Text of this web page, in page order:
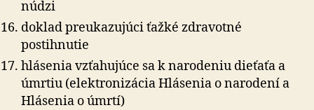
núdzi
doklad preukazujúci ťažké zdravotné
postihnutie
hlásenia vzťahujúce sa k narodeniu dieťaťa a
úmrtiu (elektronizácia Hlásenia o narodení a
Hlásenia o úmrtí)